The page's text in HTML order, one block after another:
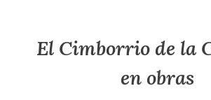
El Cimborrio de la
en obras